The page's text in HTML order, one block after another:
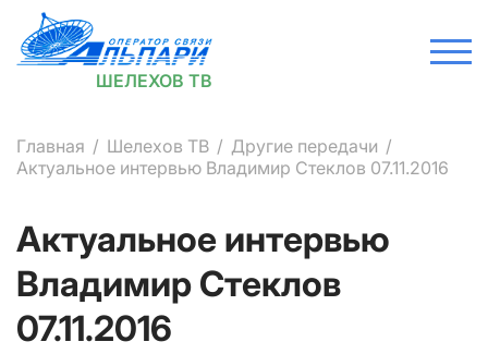
ШЕЛЕХОВ ТВ
Главная Шелехов ТВ
Другие передачи
Актуальное интервью Владимир Стеклов 07.11.2016
Актуальное интервью
Владимир Стеклов
07.11.2016